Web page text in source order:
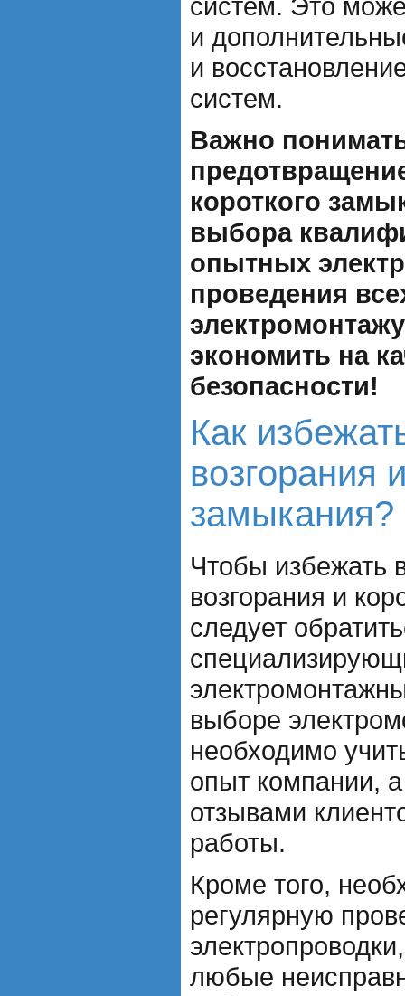
и
и
систем.
Важно
короткого
выбора
опытных
проведения
экономить на
безопасности!
Как
возгорания
замыкания?
Чтобы избежать
возгорания и
следует
выборе
необходимо
опыт компании,
отзывами
работы.
Кроме того,
регулярную
любые